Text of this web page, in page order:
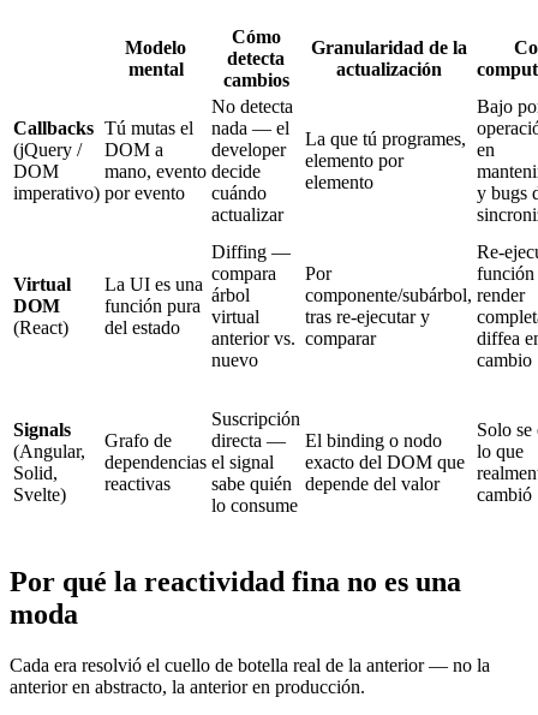
Modelo
mental
Cómo
detecta
cambios
Granularidad de la
actualización
Callbacks
(jQuery /
DOM
imperativo)
Tú mutas el
DOM a
mano, evento
por evento
No detecta
nada — el
developer
decide
cuándo
actualizar
La que tú programes,
elemento por
elemento
Bajo
en
y bugs
Virtual
DOM
(React)
La UI es una
función pura
del estado
Diffing —
compara
árbol
virtual
anterior vs.
nuevo
Por
componente/subárbol,
tras re-ejecutar y
comparar
Re-
función
render
diffea
cambio
Signals
(Angular,
Solid,
Svelte)
Grafo de
dependencias
reactivas
Suscripción
directa —
el signal
sabe quién
lo consume
El binding o nodo
exacto del DOM que
depende del valor
Solo se
lo que
cambió
Por qué la reactividad fina no es una
moda
Cada era resolvió el cuello de botella real de la anterior — no la
anterior en abstracto, la anterior en producción.